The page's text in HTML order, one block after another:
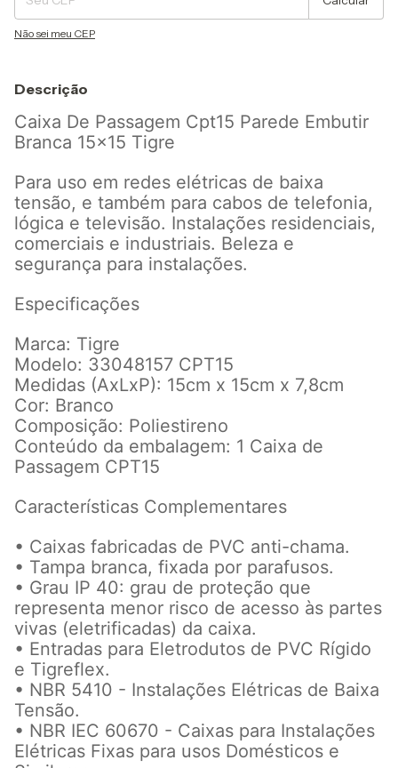
Não sei meu CEP
Descrição
Caixa De Passagem Cpt15 Parede Embutir
Branca 15x15 Tigre
Para uso em redes elétricas de baixa
tensão, e também para cabos de telefonia,
lógica e televisão. Instalações residenciais,
comerciais e industriais. Beleza e
segurança para instalações.
Especificações
Marca: Tigre
Modelo: 33048157 CPT15
Medidas (AxLxP): 15cm x 15cm x 7,8cm
Cor: Branco
Composição: Poliestireno
Conteúdo da embalagem: 1 Caixa de
Passagem CPT15
Características Complementares
• Caixas fabricadas de PVC anti-chama.
• Tampa branca, fixada por parafusos.
• Grau IP 40: grau de proteção que
representa menor risco de acesso às partes
vivas (eletrificadas) da caixa.
• Entradas para Eletrodutos de PVC Rígido
e Tigreflex.
• NBR 5410 - Instalações Elétricas de Baixa
Tensão.
• NBR IEC 60670 - Caixas para Instalações
Elétricas Fixas para usos Domésticos e